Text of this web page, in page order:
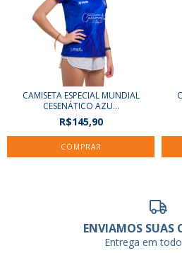
CAMISETA ESPECIAL MUNDIAL
CESENÁTICO AZU...
R$145,90
COMPRAR
ENVIAMOS SUAS
Entrega em